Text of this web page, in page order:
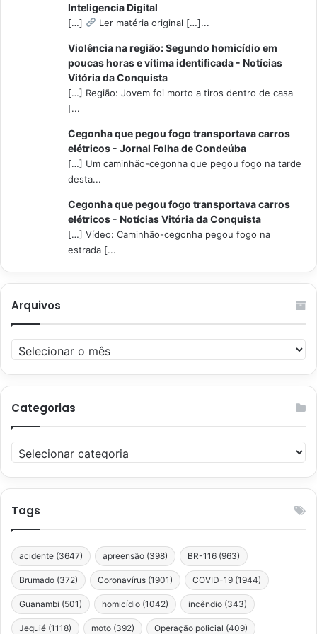
Inteligencia Digital
[…] Ler matéria original […]...
Violência na região: Segundo homicídio em
poucas horas e vítima identificada - Notícias
Vitória da Conquista
[…] Região: Jovem foi morto a tiros dentro de casa
[...
Cegonha que pegou fogo transportava carros
elétricos - Jornal Folha de Condeúba
[…] Um caminhão-cegonha que pegou fogo na tarde
desta...
Cegonha que pegou fogo transportava carros
elétricos - Notícias Vitória da Conquista
[…] Vídeo: Caminhão-cegonha pegou fogo na
estrada [...
Arquivos
Arquivos
Categorias
Categorias
Tags
acidente (3647) apreensão (398) BR-116 (963)
Brumado (372) Coronavírus (1901) COVID-19 (1944)
Guanambi (501) homicídio (1042) incêndio (343)
Jequié (1118) moto (392) Operação policial (409)